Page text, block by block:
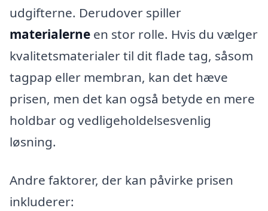
udgifterne. Derudover spiller
materialerne en stor rolle. Hvis du vælger
kvalitetsmaterialer til dit flade tag, såsom
tagpap eller membran, kan det hæve
prisen, men det kan også betyde en mere
holdbar og vedligeholdelsesvenlig
løsning.
Andre faktorer, der kan påvirke prisen
inkluderer: